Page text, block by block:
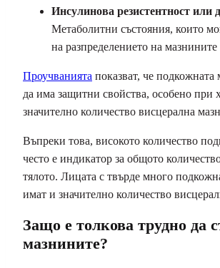
Инсулинова резистентност или
Метаболитни състояния, които
на разпределението на мазнините
Проучванията показват, че
да има защитни свойства, особено при
значително количество висцерална
Въпреки това, високото количество
често е индикатор за общото
тялото. Лицата с твърде много
имат и значително количество
Защо е толкова трудно да
мазнините?